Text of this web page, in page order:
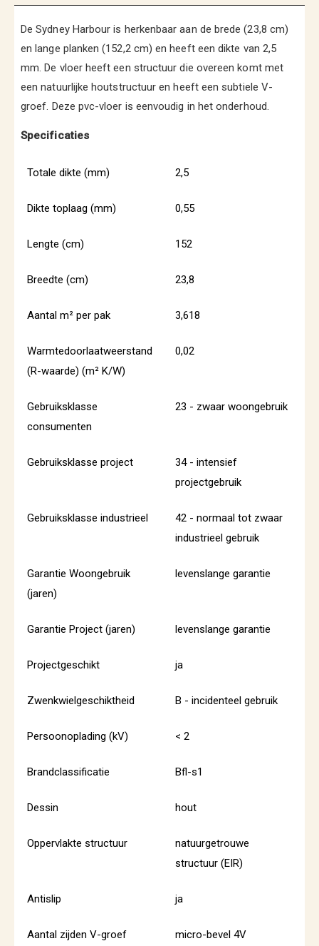
De Sydney Harbour is herkenbaar aan de brede (23,8 cm)
en lange planken (152,2 cm) en heeft een dikte van 2,5
mm. De vloer heeft een structuur die overeen komt met
een natuurlijke houtstructuur en heeft een subtiele V-
groef. Deze pvc-vloer is eenvoudig in het onderhoud.
Specificaties
Totale dikte (mm) 2,5
Dikte toplaag (mm) 0,55
Lengte (cm) 152
Breedte (cm) 23,8
Aantal m² per pak 3,618
Warmtedoorlaatweerstand
(R-waarde) (m² K/W)
0,02
Gebruiksklasse
consumenten
23 - zwaar woongebruik
Gebruiksklasse project
34 - intensief
projectgebruik
Gebruiksklasse industrieel
42 - normaal tot zwaar
industrieel gebruik
Garantie Woongebruik
(jaren)
levenslange garantie
Garantie Project (jaren) levenslange garantie
Projectgeschikt ja
Zwenkwielgeschiktheid B - incidenteel gebruik
Persoonoplading (kV) < 2
Brandclassificatie Bfl-s1
Dessin hout
Oppervlakte structuur
natuurgetrouwe
structuur (EIR)
Antislip ja
Aantal zijden V-groef micro-bevel 4V